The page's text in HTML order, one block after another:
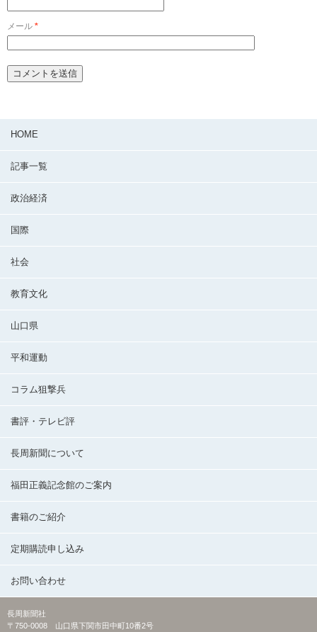
メール *
HOME
記事一覧
政治経済
国際
社会
教育文化
山口県
平和運動
コラム狙撃兵
書評・テレビ評
長周新聞について
福田正義記念館のご案内
書籍のご紹介
定期購読申し込み
お問い合わせ
長周新聞社
〒750-0008 山口県下関市田中町10番2号